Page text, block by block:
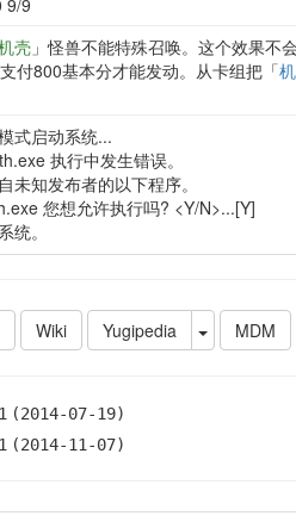
壳 」怪兽不能特殊召唤。这个效果不
付800基本分才能发动。从卡组把「
式启动系统...
执行中发生错误。
未知发布者的以下程序。
您想允许执行吗? <Y/N>...[Y]
统。
Wiki Yugipedia MDM
(2014-07-19)
(2014-11-07)